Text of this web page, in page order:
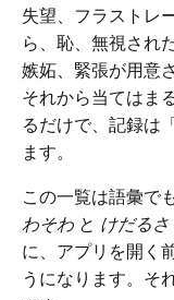
失望、フラストレ
ら、恥、無視され
嫉妬、緊張が用意
それから当てはま
るだけで、記録は
ます。
この一覧は語彙で
わそわ と けだるさ
に、アプリを開く
うになります。そ